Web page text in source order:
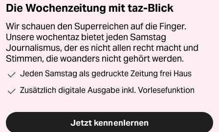
Die Wochenzeitung mit taz-Blick
Wir schauen den Superreichen auf die Finger.
Unsere wochentaz bietet jeden Samstag
Journalismus, der es nicht allen recht macht und
Stimmen, die woanders nicht gehört werden.
Jeden Samstag als gedruckte Zeitung frei Haus
Zusätzlich digitale Ausgabe inkl. Vorlesefunktion
Jetzt kennenlernen